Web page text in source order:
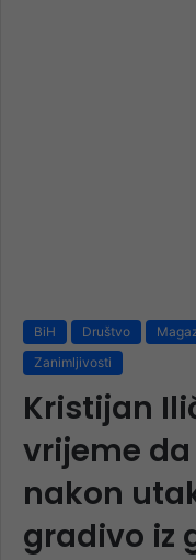
BiH Društvo
Zanimljivosti
Kristijan
vrijeme
nakon
gradivo iz